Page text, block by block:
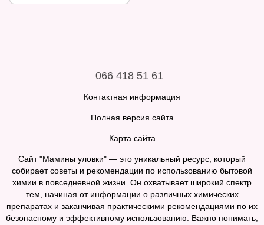
066 418 51 61
Контактная информация
Полная версия сайта
Карта сайта
Сайт "Мамины уловки" — это уникальный ресурс, который
собирает советы и рекомендации по использованию бытовой
химии в повседневной жизни. Он охватывает широкий спектр
тем, начиная от информации о различных химических
препаратах и заканчивая практическими рекомендациями по их
безопасному и эффективному использованию. Важно понимать,